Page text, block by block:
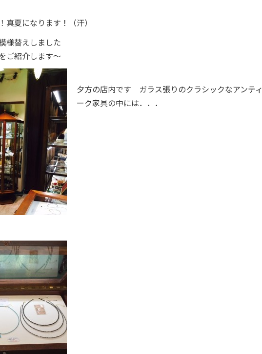
夏になります！（汗）
様替えしました
ご紹介します～
夕方の店内です ガラス張りのクラシックなアンティ
ーク家具の中には．．．